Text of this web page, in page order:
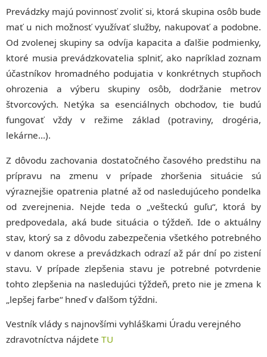
Prevádzky majú povinnosť zvoliť si, ktorá skupina osôb bude
mať u nich možnosť využívať služby, nakupovať a podobne.
Od zvolenej skupiny sa odvíja kapacita a ďalšie podmienky,
ktoré musia prevádzkovatelia splniť, ako napríklad zoznam
účastníkov hromadného podujatia v konkrétnych stupňoch
ohrozenia a výberu skupiny osôb, dodržanie metrov
štvorcových. Netýka sa esenciálnych obchodov, tie budú
fungovať vždy v režime základ (potraviny, drogéria,
lekárne…).
Z dôvodu zachovania dostatočného časového predstihu na
prípravu na zmenu v prípade zhoršenia situácie sú
výraznejšie opatrenia platné až od nasledujúceho pondelka
od zverejnenia. Nejde teda o „vešteckú guľu“, ktorá by
predpovedala, aká bude situácia o týždeň. Ide o aktuálny
stav, ktorý sa z dôvodu zabezpečenia všetkého potrebného
v danom okrese a prevádzkach odrazí až pár dní po zistení
stavu. V prípade zlepšenia stavu je potrebné potvrdenie
tohto zlepšenia na nasledujúci týždeň, preto nie je zmena k
„lepšej farbe“ hneď v ďalšom týždni.
Vestník vlády s najnovšími vyhláškami Úradu verejného
zdravotníctva nájdete TU